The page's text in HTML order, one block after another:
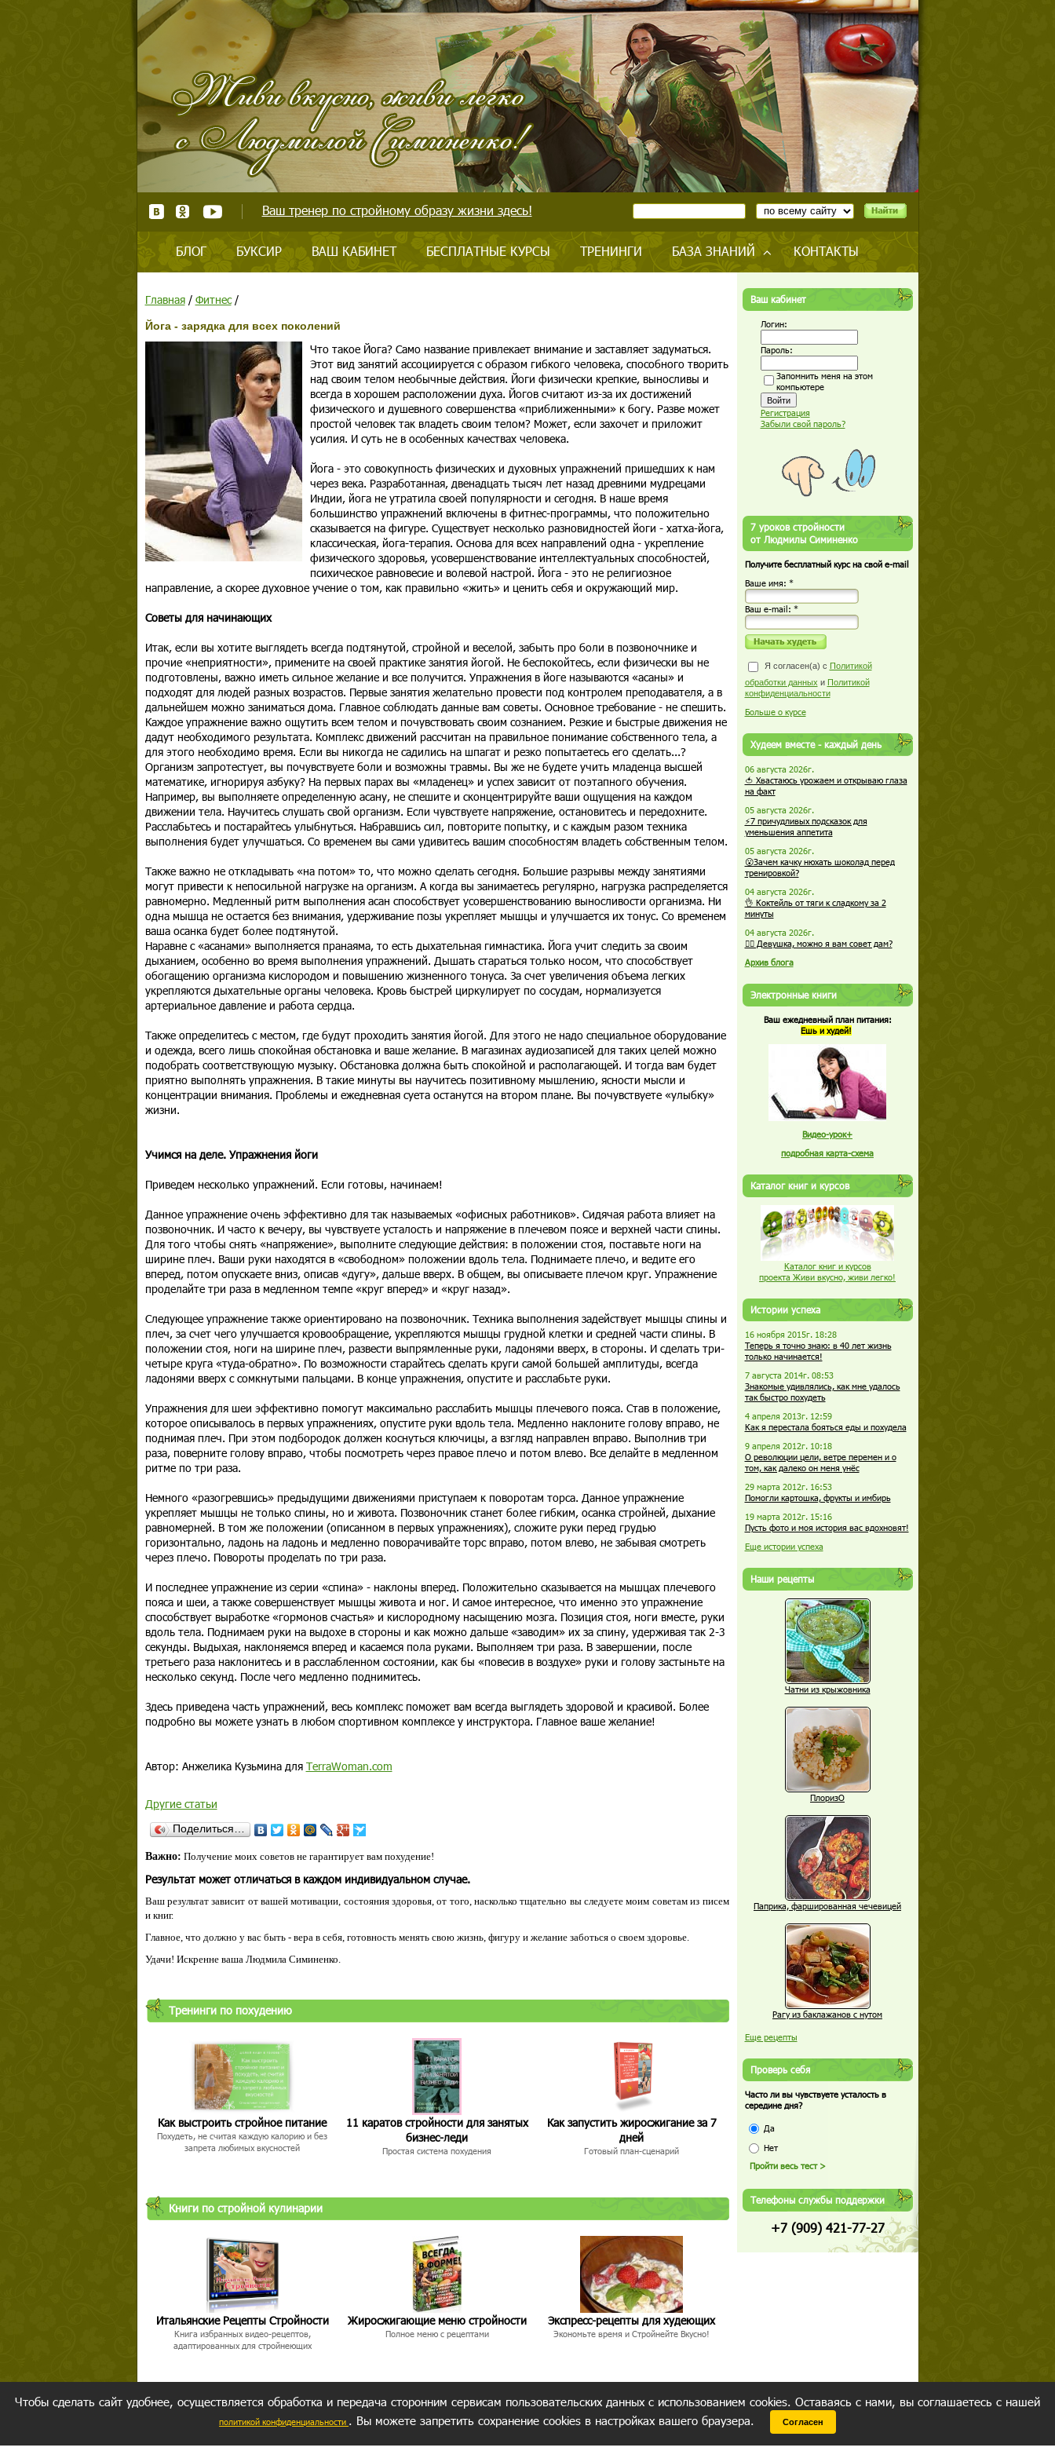
Ваш тренер по стройному образу жизни здесь!
БЛОГ БУКСИР ВАШ КАБИНЕТ БЕСПЛАТНЫЕ КУРСЫ ТРЕНИНГИ БАЗА ЗНАНИЙ КОНТАКТЫ
Главная/ Фитнес/
Йога - зарядка для всех поколений
Что такое Йога? Само название привлекает внимание и заставляет задуматься.
Этот вид занятий ассоциируется с образом гибкого человека, способного творить
над своим телом необычные действия. Йоги физически крепкие, выносливы и
всегда в хорошем расположении духа. Йогов считают из-за их достижений
физического и душевного совершенства «приближенными» к богу. Разве может
простой человек так владеть своим телом? Может, если захочет и приложит
усилия. И суть не в особенных качествах человека.
Йога - это совокупность физических и духовных упражнений пришедших к нам
через века. Разработанная, двенадцать тысяч лет назад древними мудрецами
Индии, йога не утратила своей популярности и сегодня. В наше время
большинство упражнений включены в фитнес-программы, что положительно
сказывается на фигуре. Существует несколько разновидностей йоги - хатха-йога,
классическая, йога-терапия. Основа для всех направлений одна - укрепление
физического здоровья, усовершенствование интеллектуальных способностей,
психическое равновесие и волевой настрой. Йога - это не религиозное
направление, а скорее духовное учение о том, как правильно «жить» и ценить себя и окружающий мир.
Советы для начинающих
Итак, если вы хотите выглядеть всегда подтянутой, стройной и веселой, забыть про боли в позвоночнике и
прочие «неприятности», примените на своей практике занятия йогой. Не беспокойтесь, если физически вы не
подготовлены, важно иметь сильное желание и все получится. Упражнения в йоге называются «асаны» и
подходят для людей разных возрастов. Первые занятия желательно провести под контролем преподавателя, а в
дальнейшем можно заниматься дома. Главное соблюдать данные вам советы. Основное требование - не спешить.
Каждое упражнение важно ощутить всем телом и почувствовать своим сознанием. Резкие и быстрые движения не
дадут необходимого результата. Комплекс движений рассчитан на правильное понимание собственного тела, а
для этого необходимо время. Если вы никогда не садились на шпагат и резко попытаетесь его сделать...?
Организм запротестует, вы почувствуете боли и возможны травмы. Вы же не будете учить младенца высшей
математике, игнорируя азбуку? На первых парах вы «младенец» и успех зависит от поэтапного обучения.
Например, вы выполняете определенную асану, не спешите и сконцентрируйте ваши ощущения на каждом
движении тела. Научитесь слушать свой организм. Если чувствуете напряжение, остановитесь и передохните.
Расслабьтесь и постарайтесь улыбнуться. Набравшись сил, повторите попытку, и с каждым разом техника
выполнения будет улучшаться. Со временем вы сами удивитесь вашим способностям владеть собственным телом.
Также важно не откладывать «на потом» то, что можно сделать сегодня. Большие разрывы между занятиями
могут привести к непосильной нагрузке на организм. А когда вы занимаетесь регулярно, нагрузка распределяется
равномерно. Медленный ритм выполнения асан способствует усовершенствованию выносливости организма. Ни
одна мышца не остается без внимания, удерживание позы укрепляет мышцы и улучшается их тонус. Со временем
ваша осанка будет более подтянутой.
Наравне с «асанами» выполняется пранаяма, то есть дыхательная гимнастика. Йога учит следить за своим
дыханием, особенно во время выполнения упражнений. Дышать стараться только носом, что способствует
обогащению организма кислородом и повышению жизненного тонуса. За счет увеличения объема легких
укрепляются дыхательные органы человека. Кровь быстрей циркулирует по сосудам, нормализуется
артериальное давление и работа сердца.
Также определитесь с местом, где будут проходить занятия йогой. Для этого не надо специальное оборудование
и одежда, всего лишь спокойная обстановка и ваше желание. В магазинах аудиозаписей для таких целей можно
подобрать соответствующую музыку. Обстановка должна быть спокойной и располагающей. И тогда вам будет
приятно выполнять упражнения. В такие минуты вы научитесь позитивному мышлению, ясности мысли и
концентрации внимания. Проблемы и ежедневная суета останутся на втором плане. Вы почувствуете «улыбку»
жизни.
Учимся на деле. Упражнения йоги
Приведем несколько упражнений. Если готовы, начинаем!
Данное упражнение очень эффективно для так называемых «офисных работников». Сидячая работа влияет на
позвоночник. И часто к вечеру, вы чувствуете усталость и напряжение в плечевом поясе и верхней части спины.
Для того чтобы снять «напряжение», выполните следующие действия: в положении стоя, поставьте ноги на
ширине плеч. Ваши руки находятся в «свободном» положении вдоль тела. Поднимаете плечо, и ведите его
вперед, потом опускаете вниз, описав «дугу», дальше вверх. В общем, вы описываете плечом круг. Упражнение
проделайте три раза в медленном темпе «круг вперед» и «круг назад».
Следующее упражнение также ориентировано на позвоночник. Техника выполнения задействует мышцы спины и
плеч, за счет чего улучшается кровообращение, укрепляются мышцы грудной клетки и средней части спины. В
положении стоя, ноги на ширине плеч, развести выпрямленные руки, ладонями вверх, в стороны. И сделать три-
четыре круга «туда-обратно». По возможности старайтесь сделать круги самой большей амплитуды, всегда
ладонями вверх с сомкнутыми пальцами. В конце упражнения, опустите и расслабьте руки.
Упражнения для шеи эффективно помогут максимально расслабить мышцы плечевого пояса. Став в положение,
которое описывалось в первых упражнениях, опустите руки вдоль тела. Медленно наклоните голову вправо, не
поднимая плеч. При этом подбородок должен коснуться ключицы, а взгляд направлен вправо. Выполнив три
раза, поверните голову вправо, чтобы посмотреть через правое плечо и потом влево. Все делайте в медленном
ритме по три раза.
Немного «разогревшись» предыдущими движениями приступаем к поворотам торса. Данное упражнение
укрепляет мышцы не только спины, но и живота. Позвоночник станет более гибким, осанка стройней, дыхание
равномерней. В том же положении (описанном в первых упражнениях), сложите руки перед грудью
горизонтально, ладонь на ладонь и медленно поворачивайте торс вправо, потом влево, не забывая смотреть
через плечо. Повороты проделать по три раза.
И последнее упражнение из серии «спина» - наклоны вперед. Положительно сказывается на мышцах плечевого
пояса и шеи, а также совершенствует мышцы живота и ног. И самое интересное, что именно это упражнение
способствует выработке «гормонов счастья» и кислородному насыщению мозга. Позиция стоя, ноги вместе, руки
вдоль тела. Поднимаем руки на выдохе в стороны и как можно дальше «заводим» их за спину, удерживая так 2-3
секунды. Выдыхая, наклоняемся вперед и касаемся пола руками. Выполняем три раза. В завершении, после
третьего раза наклонитесь и в расслабленном состоянии, как бы «повесив в воздухе» руки и голову застыньте на
несколько секунд. После чего медленно поднимитесь.
Здесь приведена часть упражнений, весь комплекс поможет вам всегда выглядеть здоровой и красивой. Более
подробно вы можете узнать в любом спортивном комплексе у инструктора. Главное ваше желание!
Автор: Анжелика Кузьмина для TerraWoman.com
Другие статьи
Поделиться…
Важно: Получение моих советов не гарантирует вам похудение!
Результат может отличаться в каждом индивидуальном случае.
Ваш результат зависит от вашей мотивации, состояния здоровья, от того, насколько тщательно вы следуете моим советам из писем
и книг.
Главное, что должно у вас быть - вера в себя, готовность менять свою жизнь, фигуру и желание заботься о своем здоровье.
Удачи! Искренне ваша Людмила Симиненко.
Тренинги по похудению
Как выстроить стройное питание
Похудеть, не считая каждую калорию и без
запрета любимых вкусностей
11 каратов стройности для занятых
бизнес-леди
Простая система похудения
Как запустить жиросжигание за 7
дней
Готовый план-сценарий
Книги по стройной кулинарии
Итальянские Рецепты Стройности
Книга избранных видео-рецептов,
адаптированных для стройнеющих
Жиросжигающие меню стройности
Полное меню с рецептами
Экспресс-рецепты для худеющих
Экономьте время и Стройнейте Вкусно!
Ваш кабинет
Логин:
Пароль:
Запомнить меня на этом
компьютере
Регистрация
Забыли свой пароль?
7 уроков стройности
от Людмилы Симиненко
Получите бесплатный курс на свой e-mail
Ваше имя: *
Ваш е-mail: *
Я согласен(а) с Политикой
обработки данных и Политикой
конфиденциальности
Больше о курсе
Худеем вместе - каждый день
06 августа 2026г.
🍅 Хвастаюсь урожаем и открываю глаза
на факт
05 августа 2026г.
⚡7 причудливых подсказок для
уменьшения аппетита
05 августа 2026г.
😮Зачем качку нюхать шоколад перед
тренировкой?
04 августа 2026г.
👌 Коктейль от тяги к сладкому за 2
минуты
04 августа 2026г.
🏋️‍♀️ Девушка, можно я вам совет дам?
Архив блога
Электронные книги
Ваш ежедневный план питания:
Ешь и худей!
Видео-урок+
подробная карта-схема
Каталог книг и курсов
Каталог книг и курсов
проекта Живи вкусно, живи легко!
Истории успеха
16 ноября 2015г. 18:28
Теперь я точно знаю: в 40 лет жизнь
только начинается!
7 августа 2014г. 08:53
Знакомые удивлялись, как мне удалось
так быстро похудеть
4 апреля 2013г. 12:59
Как я перестала бояться еды и похудела
9 апреля 2012г. 10:18
О революции цели, ветре перемен и о
том, как далеко он меня унёс
29 марта 2012г. 16:53
Помогли картошка, фрукты и имбирь
19 марта 2012г. 15:16
Пусть фото и моя история вас вдохновят!
Еще истории успеха
Наши рецепты
Чатни из крыжовника
ПлоризО
Паприка, фаршированная чечевицей
Рагу из баклажанов с нутом
Еще рецепты
Проверь себя
Часто ли вы чувствуете усталость в
середине дня?
Да
Нет
Телефоны службы поддержки
+7 (909) 421-77-27
Чтобы сделать сайт удобнее, осуществляется обработка и передача сторонним сервисам пользовательских данных с использованием cookies. Оставаясь с нами, вы соглашаетесь с нашей
политикой конфиденциальности . Вы можете запретить сохранение cookies в настройках вашего браузера. Согласен